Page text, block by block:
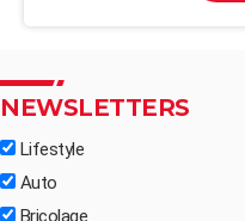
NEWSLETTERS
Lifestyle
Auto
Bricolage